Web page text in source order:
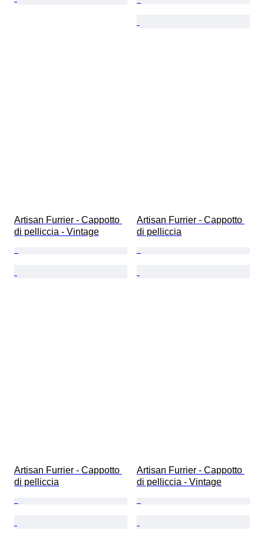
Artisan Furrier - Cappotto
di pelliccia - Vintage
Artisan Furrier - Cappotto
di pelliccia
Artisan Furrier - Cappotto
di pelliccia
Artisan Furrier - Cappotto
di pelliccia - Vintage